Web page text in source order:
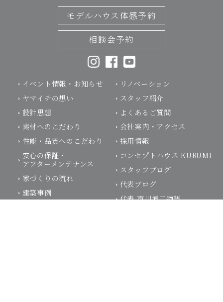
モデルハウス体感予約
相談会予約
イベント情報・お知らせ
ヤマイチの想い
設計思想
素材へのこだわり
性能・品質へのこだわり
安心の保証・
アフターメンテナンス
家づくりの流れ
建築事例
リノベーション
スタッフ紹介
よくあるご質問
会社案内・アクセス
採用情報
コンセプトハウス KURUMI
スタッフブログ
代表ブログ
代表 市川慎二物語
モデルハウス体感予約 お電話はこちらから